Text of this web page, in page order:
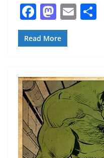
F
a
c
b
o
o
k
M
a
st
d
o
n
E
Read More